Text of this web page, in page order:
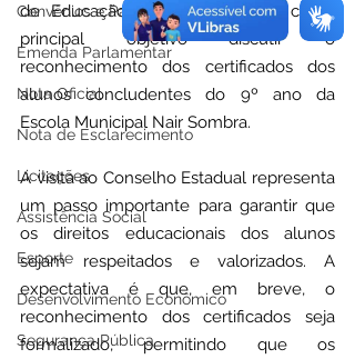
Convênios e Parcerias
Emenda Parlamentar
Nota Oficial
Nota de Esclarecimento
Licitações
Assistência Social
Esporte
Desenvolvimento Econômico
Segurança Pública
de Educação. O encontro teve como
principal objetivo discutir o
reconhecimento dos certificados dos
alunos concludentes do 9º ano da
Escola Municipal Nair Sombra.
A visita ao Conselho Estadual representa
um passo importante para garantir que
os direitos educacionais dos alunos
sejam respeitados e valorizados. A
expectativa é que, em breve, o
reconhecimento dos certificados seja
formalizado, permitindo que os